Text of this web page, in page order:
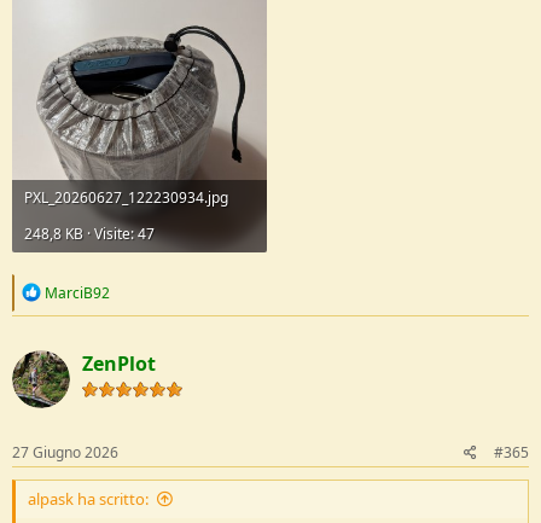
PXL_20260627_122230934.jpg
248,8 KB · Visite: 47
R
c
t
i
o
s
:
MarciB92
ZenPlot
27 Giugno 2026 #365
alpask ha scritto: